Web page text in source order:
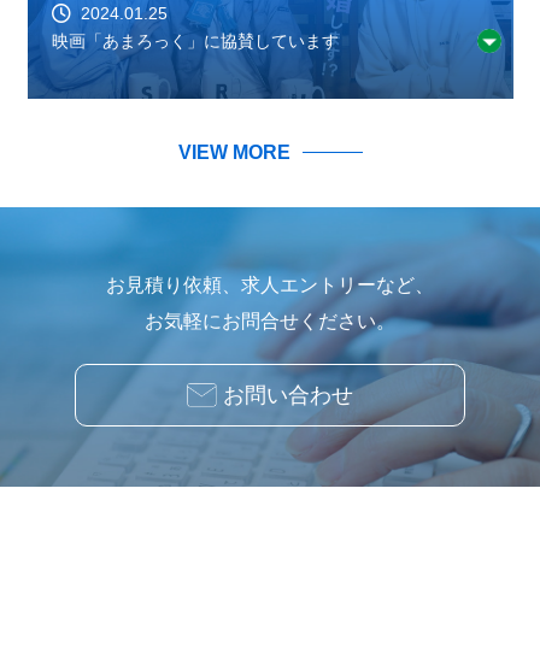
2024.01.25
映画「あまろっく」に協賛しています
VIEW MORE
お見積り依頼、求人エントリーなど、
お気軽にお問合せください。
お問い合わせ